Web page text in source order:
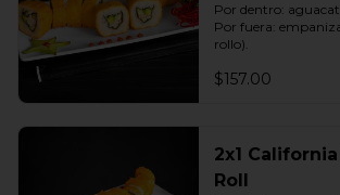
Por dentro:
Por fuera:
rollo).
$157.00
2x1
Roll